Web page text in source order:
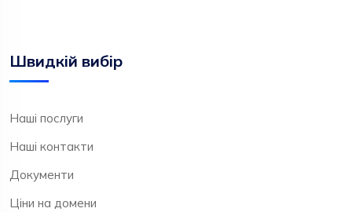
Швидкій вибір
Наші послуги
Наші контакти
Документи
Ціни на домени